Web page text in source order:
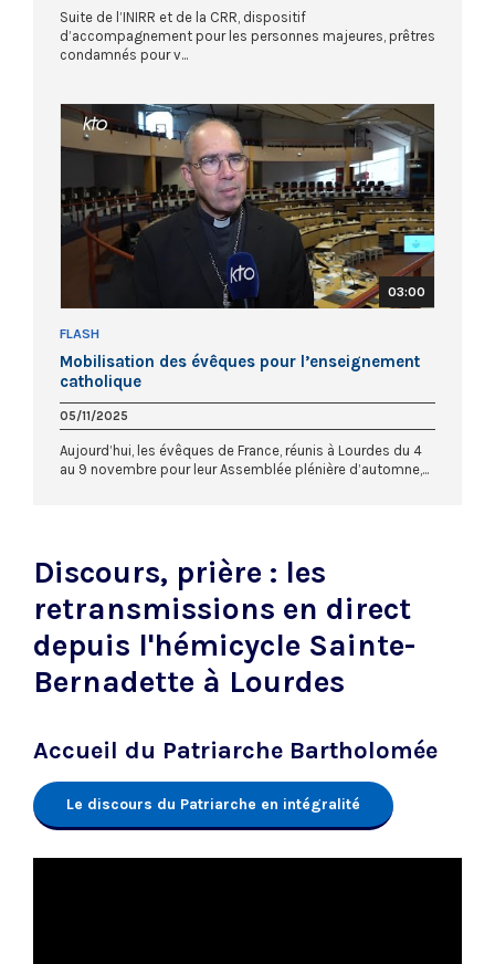
Suite de l’INIRR et de la CRR, dispositif
d’accompagnement pour les personnes majeures, prêtres
condamnés pour v...
03:00
FLASH
Mobilisation des évêques pour l’enseignement
catholique
05/11/2025
Aujourd’hui, les évêques de France, réunis à Lourdes du 4
au 9 novembre pour leur Assemblée plénière d’automne,...
Discours, prière : les
retransmissions en direct
depuis l'hémicycle Sainte-
Bernadette à Lourdes
Accueil du Patriarche Bartholomée
Le discours du Patriarche en intégralité